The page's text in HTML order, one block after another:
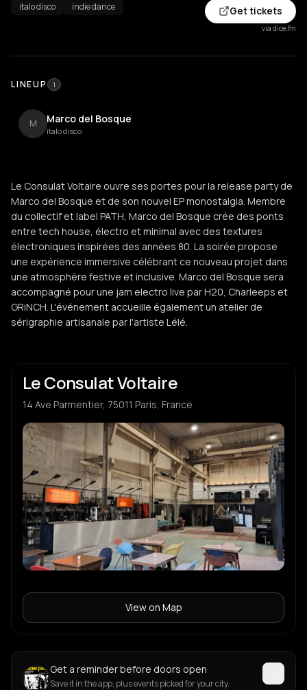
italo disco indie dance Get tickets
via dice.fm
LINEUP 1
M Marco del Bosque
italo disco
Le Consulat Voltaire ouvre ses portes pour la release party de
Marco del Bosque et de son nouvel EP monostalgia. Membre
du collectif et label PATH, Marco del Bosque crée des ponts
entre tech house, électro et minimal avec des textures
électroniques inspirées des années 80. La soirée propose
une expérience immersive célébrant ce nouveau projet dans
une atmosphère festive et inclusive. Marco del Bosque sera
accompagné pour une jam electro live par H20, Charleeps et
GRiNCH. L'événement accueille également un atelier de
sérigraphie artisanale par l'artiste Lélé.
Le Consulat Voltaire
14 Ave Parmentier, 75011 Paris, France
View on Map
Get a reminder before doors open
Save it in the app, plus events picked for your city.